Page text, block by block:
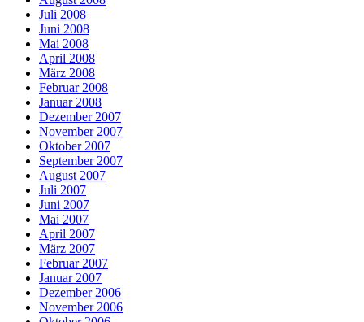
Juli 2008
Juni 2008
Mai 2008
April 2008
März 2008
Februar 2008
Januar 2008
Dezember 2007
November 2007
Oktober 2007
September 2007
August 2007
Juli 2007
Juni 2007
Mai 2007
April 2007
März 2007
Februar 2007
Januar 2007
Dezember 2006
November 2006